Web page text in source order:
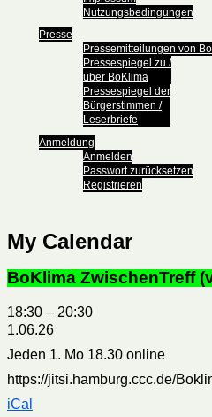
Nutzungsbedingungen
Presse
Pressemitteilungen von
Pressespiegel zu /
über BoKlima
Pressespiegel der
Bürgerstimmen /
Leserbriefe
Anmeldung
Anmelden
Passwort zurücksetzen
Registrieren
My Calendar
BoKlima ZwischenTreff
18:30 – 20:30
1.06.26
Jeden 1. Mo 18.30 online
https://jitsi.hamburg.ccc.de/
iCal